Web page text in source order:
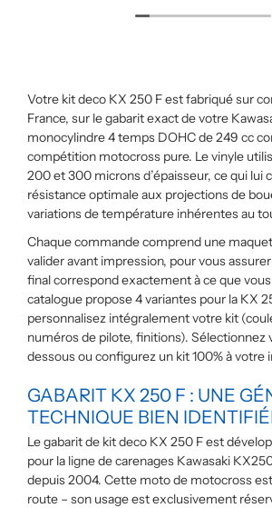
Votre kit deco KX 250 F est fabriqué sur
France, sur le gabarit exact de votre
monocylindre 4 temps DOHC de 249 cc
compétition motocross pure. Le vinyle
200 et 300 microns d’épaisseur, ce qui lui
résistance optimale aux projections de
variations de température inhérentes au
Chaque commande comprend une
valider avant impression, pour vous
final correspond exactement à ce que
catalogue propose 4 variantes pour la KX
personnalisez intégralement votre kit
numéros de pilote, finitions). Sélectionnez
dessous ou configurez un kit 100% à votre
GABARIT KX 250 F : UNE
TECHNIQUE BIEN
Le gabarit de kit deco KX 250 F est
pour la ligne de carenages Kawasaki
depuis 2004. Cette moto de motocross
route – son usage est exclusivement